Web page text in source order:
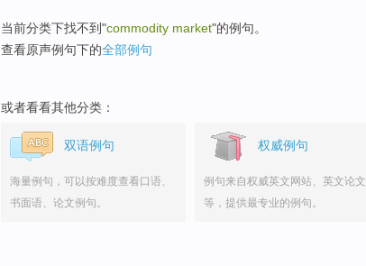
当前分类下找不到"commodity market"的例句。
查看原声例句下的全部例句
或者看看其他分类：
双语例句
海量例句，可以按难度查看口语、
书面语、论文例句。
权威例句
例句来自权威英文网站、英文论文
等，提供最专业的例句。